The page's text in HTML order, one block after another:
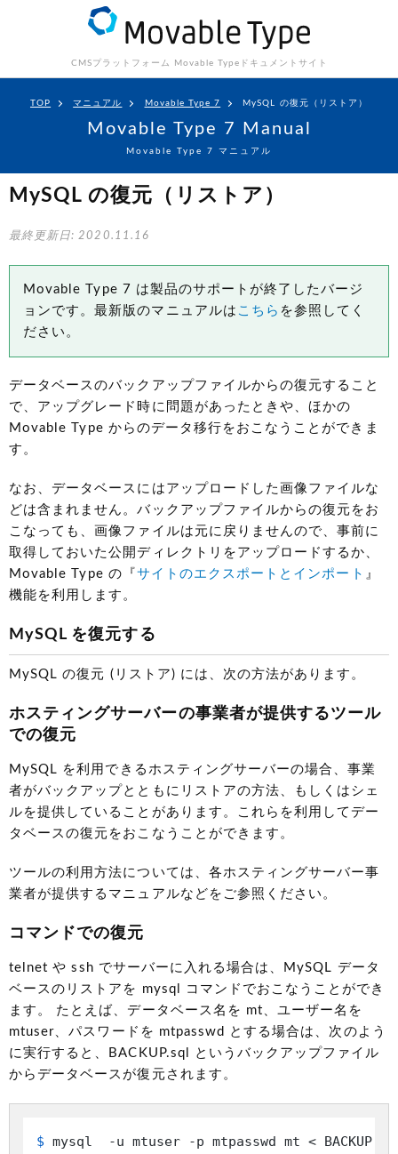
CMSプラットフォーム Movable Type ドキュメントサイト
TOP マニュアル Movable Type 7 MySQL の復元（リストア）
Movable Type 7 Manual
Movable Type 7 マニュアル
MySQL の復元（リストア）
最終更新日: 2020.11.16
Movable Type 7 は製品のサポートが終了したバージ
ョンです。最新版のマニュアルは こちら を参照してく
ださい。
データベースのバックアップファイルからの復元すること
で、アップグレード時に問題があったときや、ほかの
Movable Type からのデータ移行をおこなうことができま
す。
なお、データベースにはアップロードした画像ファイルな
どは含まれません。バックアップファイルからの復元をお
こなっても、画像ファイルは元に戻りませんので、事前に
取得しておいた公開ディレクトリをアップロードするか、
Movable Type の『 サイトのエクスポートとインポート 』
機能を利用します。
MySQL を復元する
MySQL の復元 (リストア) には、次の方法があります。
ホスティングサーバーの事業者が提供するツール
での復元
MySQL を利用できるホスティングサーバーの場合、事業
者がバックアップとともにリストアの方法、もしくはシェ
ルを提供していることがあります。これらを利用してデー
タベースの復元をおこなうことができます。
ツールの利用方法については、各ホスティングサーバー事
業者が提供するマニュアルなどをご参照ください。
コマンドでの復元
telnet や ssh でサーバーに入れる場合は、MySQL データ
ベースのリストアを mysql コマンドでおこなうことができ
ます。 たとえば、データベース名を mt、ユーザー名を
mtuser、パスワードを mtpasswd とする場合は、次のよう
に実行すると、BACKUP.sql というバックアップファイル
からデータベースが復元されます。
$